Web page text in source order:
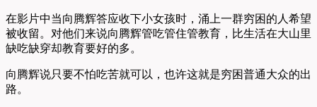
在影片中当向腾辉答应收下小女孩时，涌上一群穷困的人希望
被收留。对他们来说向腾辉管吃管住管教育，比生活在大山里
缺吃缺穿却教育要好的多。
向腾辉说只要不怕吃苦就可以，也许这就是穷困普通大众的出
路。